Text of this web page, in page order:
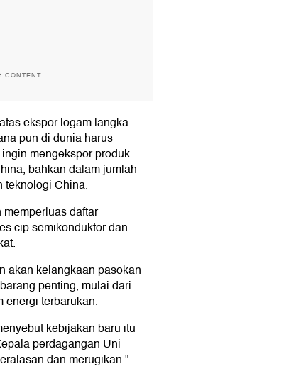
CONTENT
ekspor logam langka.
pun di dunia harus
mengekspor produk
bahkan dalam jumlah
teknologi China.
daftar
cip semikonduktor dan
akan kelangkaan pasokan
penting, mulai dari
energi terbarukan.
kebijakan baru itu
perdagangan Uni
dan merugikan."